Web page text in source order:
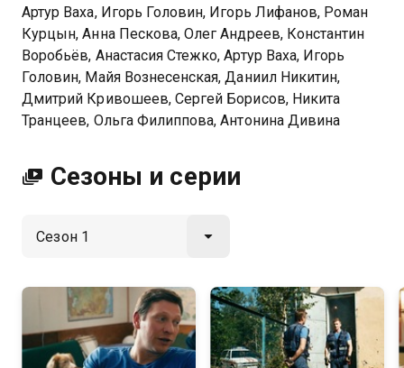
Артур Ваха, Игорь Головин, Игорь Лифанов, Роман
Курцын, Анна Пескова, Олег Андреев, Константин
Воробьёв, Анастасия Стежко, Артур Ваха, Игорь
Головин, Майя Вознесенская, Даниил Никитин,
Дмитрий Кривошеев, Сергей Борисов, Никита
Транцеев, Ольга Филиппова, Антонина Дивина
Сезоны и серии